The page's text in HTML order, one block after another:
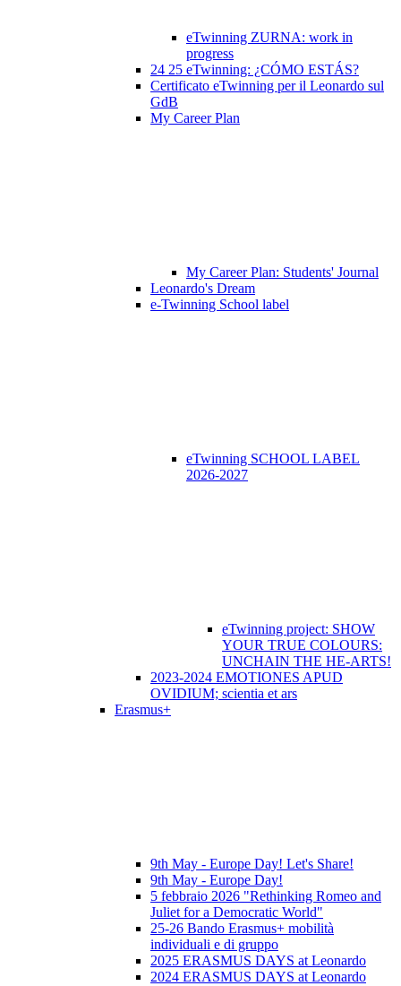
eTwinning ZURNA: work in
progress
24 25 eTwinning: ¿CÓMO ESTÁS?
Certificato eTwinning per il Leonardo sul
GdB
My Career Plan
My Career Plan: Students' Journal
Leonardo's Dream
e-Twinning School label
eTwinning SCHOOL LABEL
2026-2027
eTwinning project: SHOW
YOUR TRUE COLOURS:
UNCHAIN THE HE-ARTS!
2023-2024 EMOTIONES APUD
OVIDIUM; scientia et ars
Erasmus+
9th May - Europe Day! Let's Share!
9th May - Europe Day!
5 febbraio 2026 "Rethinking Romeo and
Juliet for a Democratic World"
25-26 Bando Erasmus+ mobilità
individuali e di gruppo
2025 ERASMUS DAYS at Leonardo
2024 ERASMUS DAYS at Leonardo